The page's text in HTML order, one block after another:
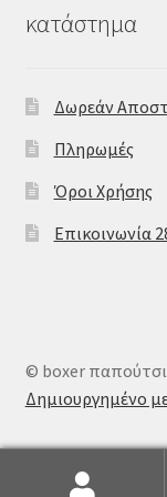
κατάστημα
Δωρεάν
Πληρωμές
Όροι Χρήσης
Επικοινωνία
© boxer
Δημιουργημένο